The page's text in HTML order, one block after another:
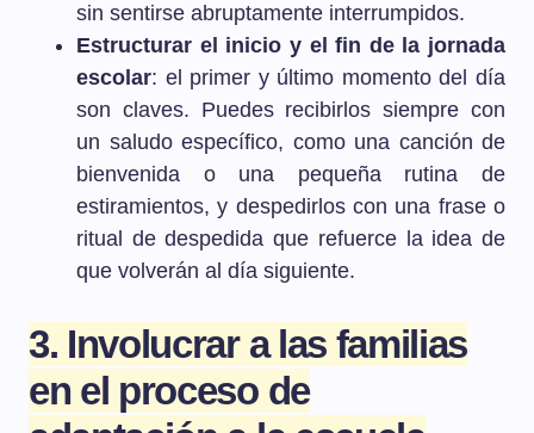
sin sentirse abruptamente interrumpidos.
Estructurar el inicio y el fin de la jornada
escolar: el primer y último momento del día
son claves. Puedes recibirlos siempre con
un saludo específico, como una canción de
bienvenida o una pequeña rutina de
estiramientos, y despedirlos con una frase o
ritual de despedida que refuerce la idea de
que volverán al día siguiente.
3. Involucrar a las familias
en el proceso de